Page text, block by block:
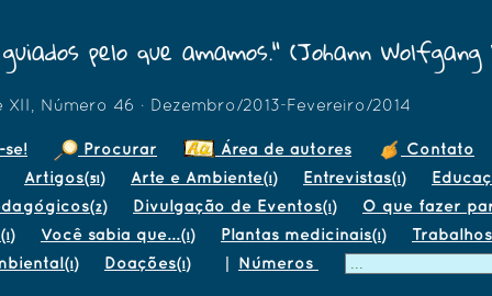
pelo que amamos." (Johann
XII, Número 46 · Dezembro/2013-Fevereiro/2014
Procurar Área de autores
Contato
Artigos(51) Arte e Ambiente(1) Entrevistas(1)
(2) Divulgação de Eventos(1) O que fazer
(1) Você sabia que...(1) Plantas medicinais(1)
(1) Doações(1) | Números